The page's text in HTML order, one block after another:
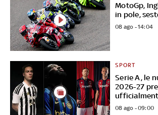
MotoGp,
in pole,
08 ago - 14:04
Serie A, le
2026-27
SPORT
08 ago - 09:00